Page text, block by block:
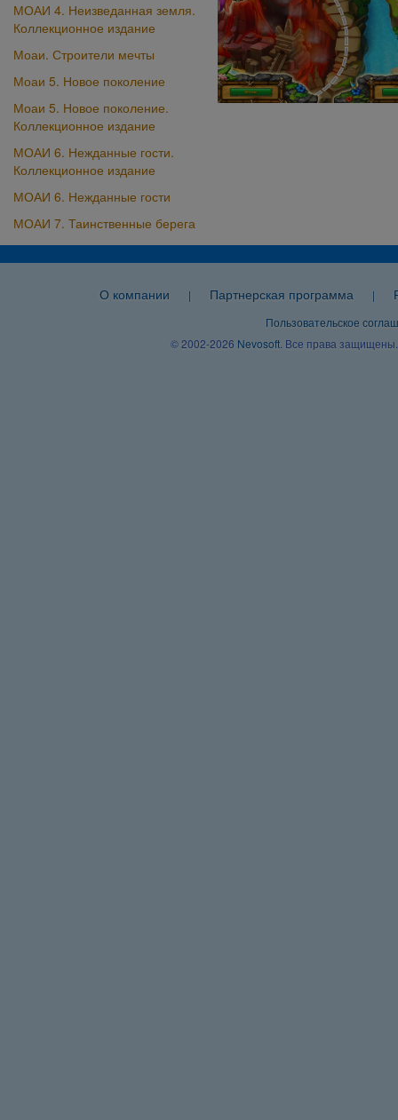
МОАИ 4. Неизведанная земля.
Коллекционное издание
Моаи. Строители мечты
Моаи 5. Новое поколение
Моаи 5. Новое поколение.
Коллекционное издание
МОАИ 6. Нежданные гости.
Коллекционное издание
МОАИ 6. Нежданные гости
МОАИ 7. Таинственные берега
О компании | Партнерская программа |
Пользовательское
© 2002-2026 Nevosoft . Все права защищены